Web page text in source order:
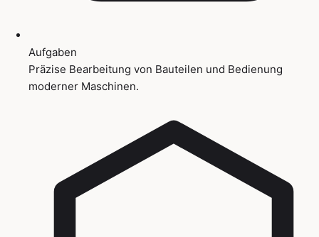
Aufgaben
Präzise Bearbeitung von Bauteilen und Bedienung
moderner Maschinen.